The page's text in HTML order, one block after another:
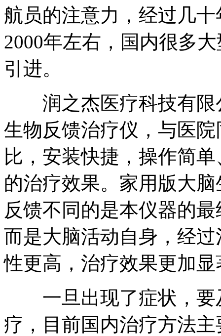
航员的注意力，经过几
2000年左右，国内很多
引进。
润之杰医疗科技有限
生物反馈治疗仪，与医
比，安装快捷，操作简
的治疗效果。家用版大
反馈不同的是本仪器的
而是大脑活动自身，经
性更高，治疗效果更加显
一旦出现了症状，要
疗，目前国内治疗方法